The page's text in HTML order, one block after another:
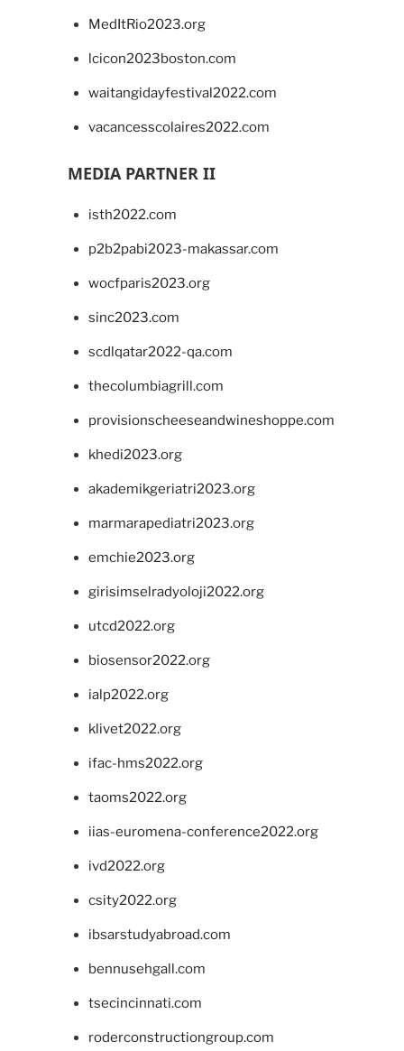
MedItRio2023.org
lcicon2023boston.com
waitangidayfestival2022.com
vacancesscolaires2022.com
MEDIA PARTNER II
isth2022.com
p2b2pabi2023-makassar.com
wocfparis2023.org
sinc2023.com
scdlqatar2022-qa.com
thecolumbiagrill.com
provisionscheeseandwineshoppe.com
khedi2023.org
akademikgeriatri2023.org
marmarapediatri2023.org
emchie2023.org
girisimselradyoloji2022.org
utcd2022.org
biosensor2022.org
ialp2022.org
klivet2022.org
ifac-hms2022.org
taoms2022.org
iias-euromena-conference2022.org
ivd2022.org
csity2022.org
ibsarstudyabroad.com
bennusehgall.com
tsecincinnati.com
roderconstructiongroup.com